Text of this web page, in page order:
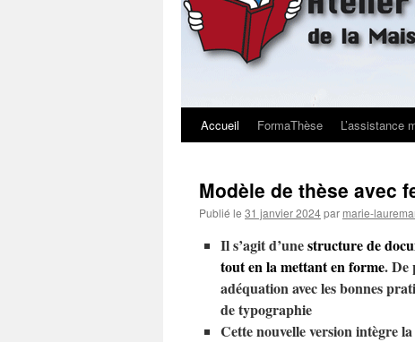
Accueil FormaThèse L’assistance
Modèle de thèse avec
Publié le 31 janvier 2024par marie-
Il s’agit d’unestructure de
tout en la mettant en forme. De
adéquation avec les bonnes
de typographie
Cette nouvelle version intègre